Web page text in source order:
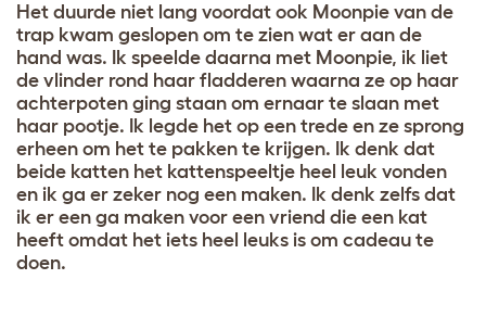
Het duurde niet lang voordat ook Moonpie van de
trap kwam geslopen om te zien wat er aan de
hand was. Ik speelde daarna met Moonpie, ik liet
de vlinder rond haar fladderen waarna ze op haar
achterpoten ging staan om ernaar te slaan met
haar pootje. Ik legde het op een trede en ze sprong
erheen om het te pakken te krijgen. Ik denk dat
beide katten het kattenspeeltje heel leuk vonden
en ik ga er zeker nog een maken. Ik denk zelfs dat
ik er een ga maken voor een vriend die een kat
heeft omdat het iets heel leuks is om cadeau te
doen.